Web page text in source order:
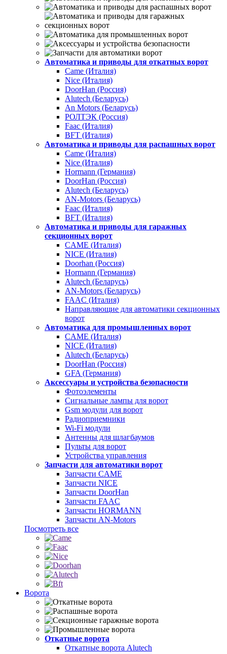
Автоматика и приводы для откатных ворот
Came (Италия)
Nice (Италия)
DoorHan (Россия)
Alutech (Беларусь)
An Motors (Беларусь)
РОЛТЭК (Россия)
Faac (Италия)
BFT (Италия)
Автоматика и приводы для распашных ворот
Came (Италия)
Nice (Италия)
Hormann (Германия)
DoorHan (Россия)
Alutech (Беларусь)
AN-Motors (Беларусь)
Faac (Италия)
BFT (Италия)
Автоматика и приводы для гаражных
секционных ворот
CAME (Италия)
NICE (Италия)
Doorhan (Россия)
Hormann (Германия)
Alutech (Беларусь)
AN-Motors (Беларусь)
FAAC (Италия)
Направляющие для автоматики секционных
ворот
Автоматика для промышленных ворот
CAME (Италия)
NICE (Италия)
Alutech (Беларусь)
DoorHan (Россия)
GFA (Германия)
Аксессуары и устройства безопасности
Фотоэлементы
Сигнальные лампы для ворот
Gsm модули для ворот
Радиоприемники
Wi-Fi модули
Антенны для шлагбаумов
Пульты для ворот
Устройства управления
Запчасти для автоматики ворот
Запчасти CAME
Запчасти NICE
Запчасти DoorHan
Запчасти FAAC
Запчасти HORMANN
Запчасти AN-Motors
Посмотреть все
Ворота
Откатные ворота
Откатные ворота Alutech